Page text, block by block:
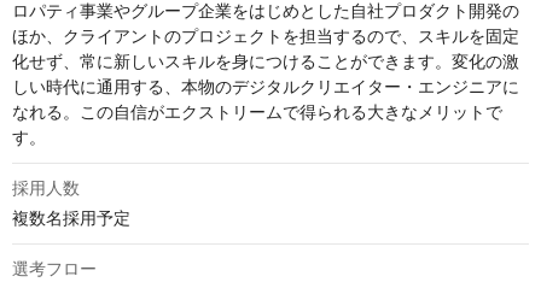
ロパティ事業やグループ企業をはじめとした自社プロダクト開発の
ほか、クライアントのプロジェクトを担当するので、スキルを固定
化せず、常に新しいスキルを身につけることができます。変化の激
しい時代に通用する、本物のデジタルクリエイター・エンジニアに
なれる。この自信がエクストリームで得られる大きなメリットで
す。
採用人数
複数名採用予定
選考フロー